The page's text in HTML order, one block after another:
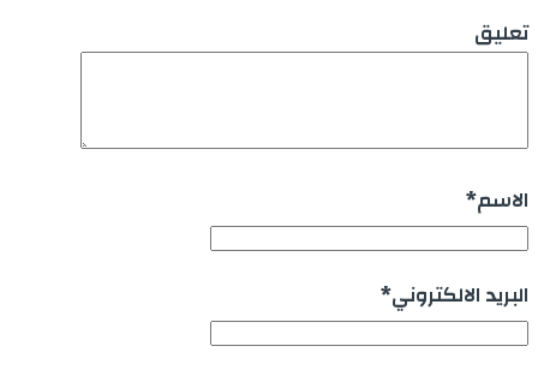
تعليق
الاسم*
البريد الالكتروني*